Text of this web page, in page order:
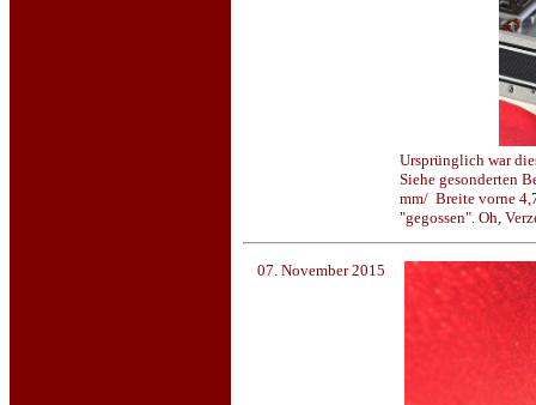
Ursprünglich war
Siehe gesonderten
mm/ Breite vorne
"gegossen". Oh,
07. November 2015